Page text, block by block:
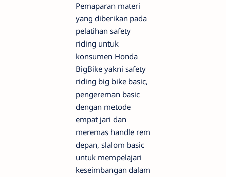
Pemaparan materi
yang diberikan pada
pelatihan safety
riding untuk
konsumen Honda
BigBike yakni safety
riding big bike basic,
pengereman basic
dengan metode
empat jari dan
meremas handle rem
depan, slalom basic
untuk mempelajari
keseimbangan dalam